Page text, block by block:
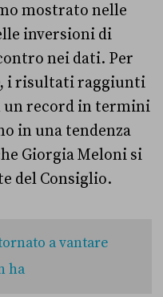
mostrato nelle
inversioni di
nei dati. Per
i risultati raggiunti
un record in termini
in una tendenza
Giorgia Meloni si
del Consiglio.
a vantare
ha